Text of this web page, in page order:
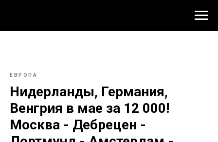
ЕВРОПА
Нидерланды, Германия,
Венгрия в мае за 12 000!
Москва - Дебрецен -